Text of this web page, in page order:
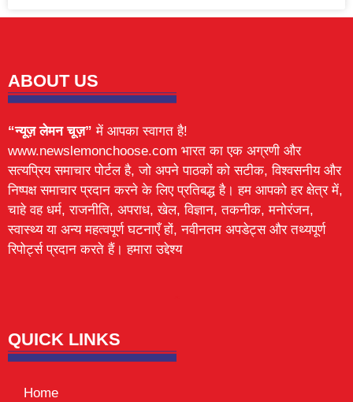
ABOUT US
“न्यूज़ लेमन चूज़” में आपका स्वागत है!
www.newslemonchoose.com भारत का एक अग्रणी और
सत्यप्रिय समाचार पोर्टल है, जो अपने पाठकों को सटीक, विश्वसनीय और
निष्पक्ष समाचार प्रदान करने के लिए प्रतिबद्ध है। हम आपको हर क्षेत्र में,
चाहे वह धर्म, राजनीति, अपराध, खेल, विज्ञान, तकनीक, मनोरंजन,
स्वास्थ्य या अन्य महत्वपूर्ण घटनाएँ हों, नवीनतम अपडेट्स और तथ्यपूर्ण
रिपोर्ट्स प्रदान करते हैं। हमारा उद्देश्य
QUICK LINKS
Home